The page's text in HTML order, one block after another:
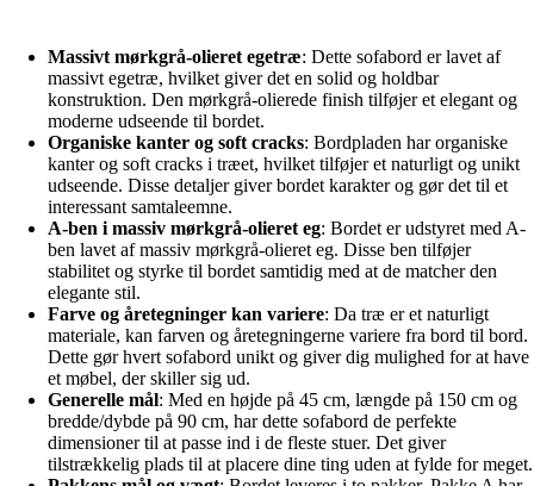
Massivt mørkgrå-olieret egetræ: Dette sofabord er lavet af
massivt egetræ, hvilket giver det en solid og holdbar
konstruktion. Den mørkgrå-olierede finish tilføjer et elegant og
moderne udseende til bordet.
Organiske kanter og soft cracks: Bordpladen har organiske
kanter og soft cracks i træet, hvilket tilføjer et naturligt og unikt
udseende. Disse detaljer giver bordet karakter og gør det til et
interessant samtaleemne.
A-ben i massiv mørkgrå-olieret eg: Bordet er udstyret med A-
ben lavet af massiv mørkgrå-olieret eg. Disse ben tilføjer
stabilitet og styrke til bordet samtidig med at de matcher den
elegante stil.
Farve og åretegninger kan variere: Da træ er et naturligt
materiale, kan farven og åretegningerne variere fra bord til bord.
Dette gør hvert sofabord unikt og giver dig mulighed for at have
et møbel, der skiller sig ud.
Generelle mål: Med en højde på 45 cm, længde på 150 cm og
bredde/dybde på 90 cm, har dette sofabord de perfekte
dimensioner til at passe ind i de fleste stuer. Det giver
tilstrækkelig plads til at placere dine ting uden at fylde for meget.